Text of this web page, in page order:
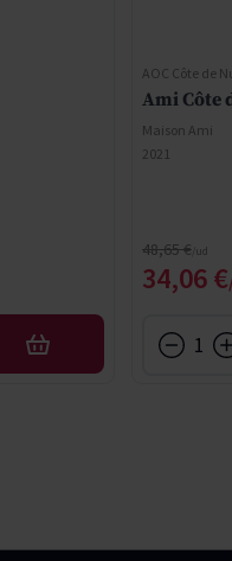
AÑADIR
AOC Côte de
Ami Côte
Maison Ami
2021
Precio
34,06 €
Precio normal
48,65 €